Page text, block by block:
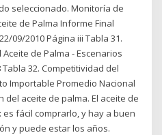
seleccionado. Monitoría de
de Palma Informe Final
09/2010 Página iii Tabla 31.
de Palma - Escenarios
32. Competitividad del
Importable Promedio Nacional
del aceite de palma. El aceite de
fácil comprarlo, y hay a buen
y puede estar los años.